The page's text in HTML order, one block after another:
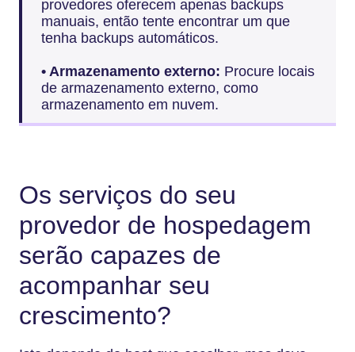
provedores oferecem apenas backups
manuais, então tente encontrar um que
tenha backups automáticos.
• Armazenamento externo: Procure locais
de armazenamento externo, como
armazenamento em nuvem.
Os serviços do seu
provedor de hospedagem
serão capazes de
acompanhar seu
crescimento?